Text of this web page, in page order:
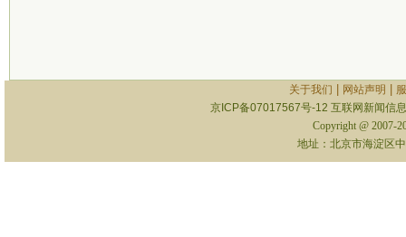
关于我们 网站声明
京ICP备07017567号-12 互联网新闻信
Copyright @ 2007-
地址：北京市海淀区